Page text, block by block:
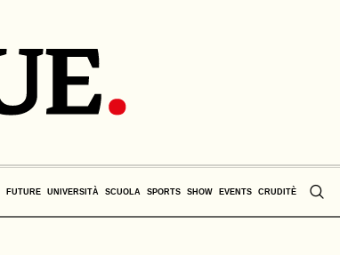
FUTURE UNIVERSITÀ SCUOLA SPORTS SHOW EVENTS CRUDITÈ